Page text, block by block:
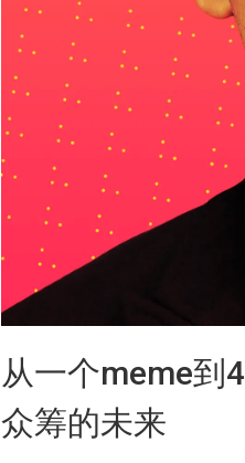
从一个meme到
众筹的未来